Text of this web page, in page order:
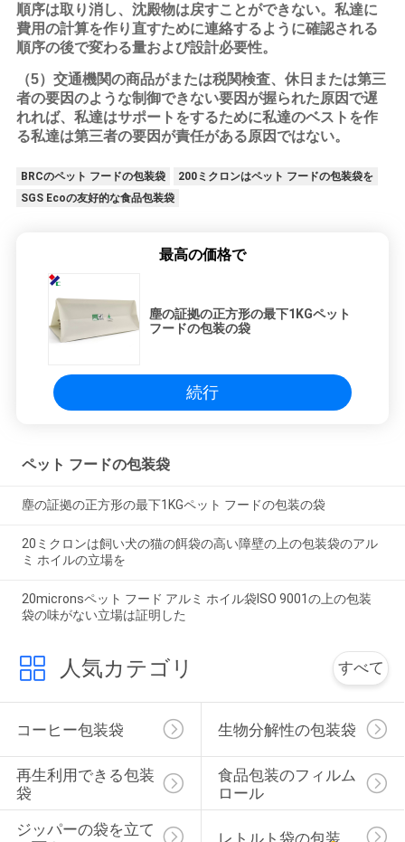
順序は取り消し、沈殿物は戻すことができない。私達に
費用の計算を作り直すために連絡するように確認される
順序の後で変わる量および設計必要性。
（5）交通機関の商品がまたは税関検査、休日または第三
者の要因のような制御できない要因が握られた原因で遅
れれば、私達はサポートをするために私達のベストを作
る私達は第三者の要因が責任がある原因ではない。
BRCのペット フードの包装袋
200ミクロンはペット フードの包装袋を
SGS Ecoの友好的な食品包装袋
最高の価格で
塵の証拠の正方形の最下1KGペット
フードの包装の袋
続行
ペット フードの包装袋
塵の証拠の正方形の最下1KGペット フードの包装の袋
20ミクロンは飼い犬の猫の餌袋の高い障壁の上の包装袋のアル
ミ ホイルの立場を
20micronsペット フード アルミ ホイル袋ISO 9001の上の包装
袋の味がない立場は証明した
人気カテゴリ すべて
コーヒー包装袋 生物分解性の包装袋
再生利用できる包装
袋
食品包装のフィルム
ロール
ジッパーの袋を立て
レトルト袋の包装